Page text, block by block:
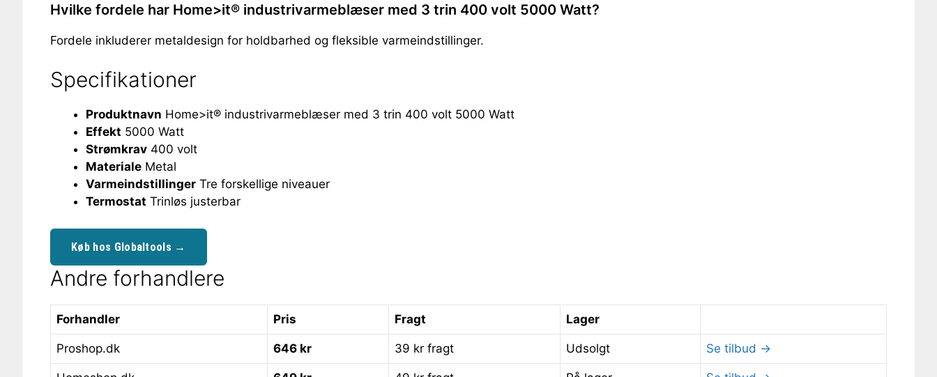
Hvilke fordele har Home>it® industrivarmeblæser med 3 trin 400 volt 5000 Watt?
Fordele inkluderer metaldesign for holdbarhed og fleksible varmeindstillinger.
Specifikationer
Produktnavn Home>it® industrivarmeblæser med 3 trin 400 volt 5000 Watt
Effekt 5000 Watt
Strømkrav 400 volt
Materiale Metal
Varmeindstillinger Tre forskellige niveauer
Termostat Trinløs justerbar
Køb hos Globaltools →
Andre forhandlere
Forhandler Pris Fragt Lager
Proshop.dk 646 kr 39 kr fragt Udsolgt Se tilbud →